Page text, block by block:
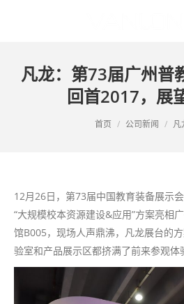
凡龙：第73届广州普
回首2017，展
首页 公司新闻
12月26日，第73届中国教育装备展示
“大规模校本资源建设&应用”方案亮相
馆B005，现场人声鼎沸，凡龙展台的
验室和产品展示区都挤满了前来参观体